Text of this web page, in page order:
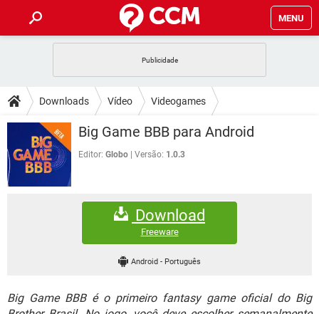
MENU
CELULAR FACEBOOK
OUTLOOK EXCEL
INSTAGRAM GMAIL
GUIA DE COMPRAS
DICAS
JOGOS WHATSAPP
CELULAR FACEBOOK
OUTLOOK
DOWNLOADS
JOGOS WHATSAPP
EXCEL
GMAIL
FÓRUM
FACEBOOK
EXCEL
GMAIL
WHATSAPP
INSTAGRAM GMAIL
Downloads Vídeo Videogames
Big Game BBB para Android
Editor: Globo Versão: 1.0.3
Download
Freeware
Android - Português
Big Game BBB é o primeiro fantasy game oficial do Big